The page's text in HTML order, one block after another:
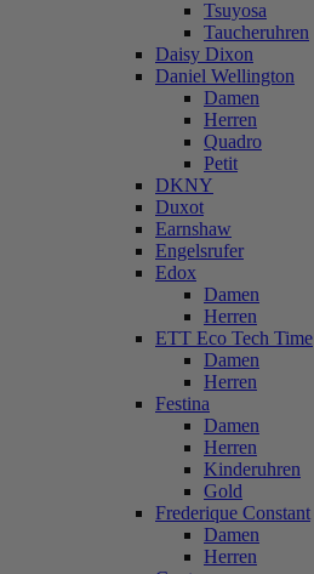
Tsuyosa
Taucheruhren
Daisy Dixon
Daniel Wellington
Damen
Herren
Quadro
Petit
DKNY
Duxot
Earnshaw
Engelsrufer
Edox
Damen
Herren
ETT Eco Tech Time
Damen
Herren
Festina
Damen
Herren
Kinderuhren
Gold
Frederique Constant
Damen
Herren